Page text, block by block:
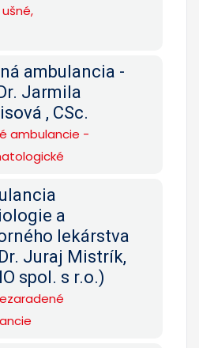
ambulancia -
Jarmila
, CSc.
ambulancie -
a
lekárstva
Juraj Mistrík,
spol. s r.o.)